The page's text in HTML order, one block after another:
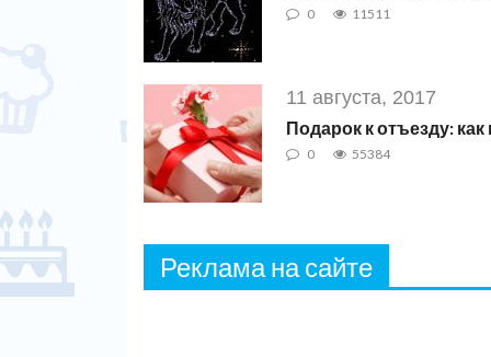
0 11511
11 августа, 2017
Подарок к отъезду:
0 55384
Реклама на сайте